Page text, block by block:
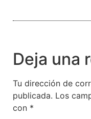
Deja una
Tu dirección de
publicada. Los
con *